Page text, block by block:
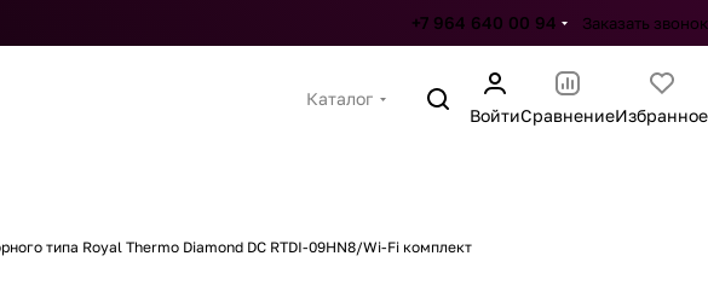
+7 964 640 00 94 Заказать звонок
Каталог
ВойтиСравнениеИзбранное
типа Royal Thermo Diamond DC RTDI-09HN8/Wi-Fi комплект